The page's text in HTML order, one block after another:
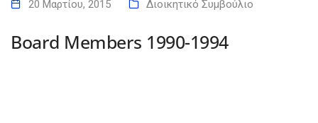
20 Μαρτίου, 2015 Διοικητικό Συμβούλιο
Βoard Μembers 1990-1994